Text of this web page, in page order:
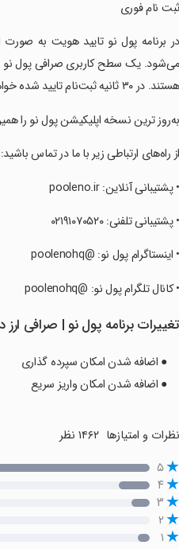
‏‏ثبت نام فوری
‏‏در برنامه پول نو تایید هویت به صورت
می‌شود. یک سطح کاربری صرافی پول نو
هستند. در ۳۰ ثانیه ثبت‌نام تایید شده خواهید داشت و بلافاصله می‌توانید اقدام به خرید و فروش ارز دیجیتال با کارت بانکی شخصی کنید.
‏‏به‌روز ترین نسخه اپلیکیشن پول نو را
‏‏از راه‌های ارتباطی زیر با ما در تماس باشید:
‏‏• پشتیبانی آنلاین: pooleno.ir
‏‏• پشتیبانی تلفنی: ۰۲۱۹۱۰۷۰۵۲۰
‏‏• اینستاگرام پول نو: @poolenohq
‏‏• کانال تلگرام پول نو: @poolenohq
تغییرات برنامه ‏‏پول نو | صرافی
● اضافه شدن امکان سپرده گذاری
● اضافه شدن امکان واریز سریع
نظرات و امتیازها ۱۴۶۲ نظر
۵
۴
۳
۲
۱